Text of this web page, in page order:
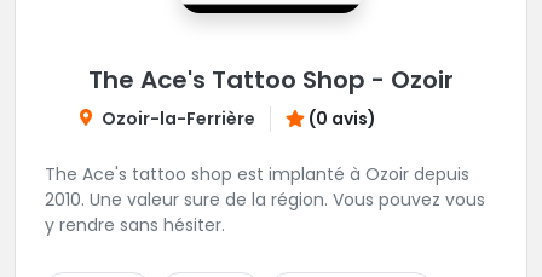
The Ace's Tattoo Shop - Ozoir
Ozoir-la-Ferrière (0 avis)
The Ace's tattoo shop est implanté à Ozoir depuis
2010. Une valeur sure de la région. Vous pouvez vous
y rendre sans hésiter.